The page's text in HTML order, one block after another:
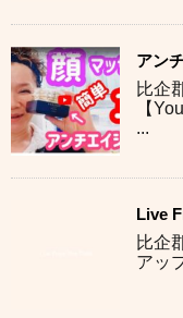
アン
比企
【
...
Live
比企
アッ